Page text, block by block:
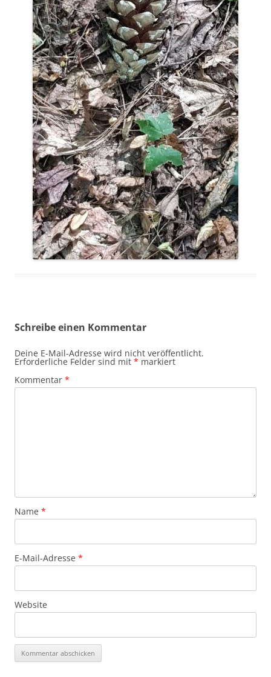
Schreibe einen Kommentar
Deine E-Mail-Adresse wird nicht veröffentlicht.
Erforderliche Felder sind mit * markiert
Kommentar *
Name *
E-Mail-Adresse *
Website